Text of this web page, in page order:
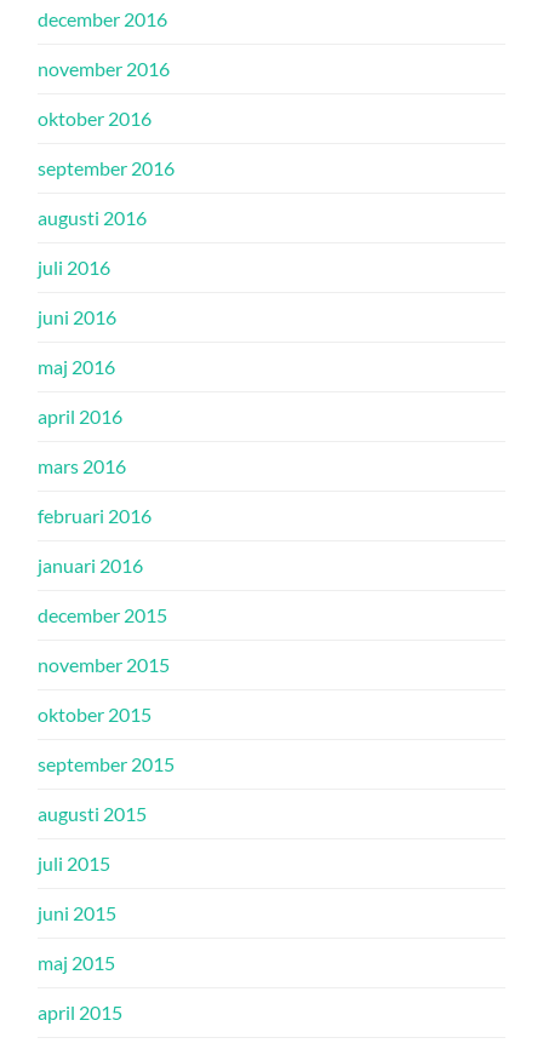
december 2016
november 2016
oktober 2016
september 2016
augusti 2016
juli 2016
juni 2016
maj 2016
april 2016
mars 2016
februari 2016
januari 2016
december 2015
november 2015
oktober 2015
september 2015
augusti 2015
juli 2015
juni 2015
maj 2015
april 2015